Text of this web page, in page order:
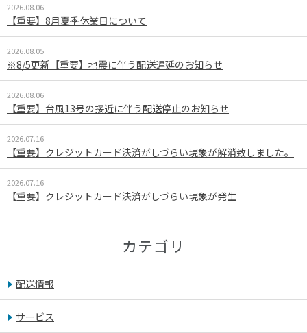
2026.08.06
【重要】8月夏季休業日について
2026.08.05
※8/5更新【重要】地震に伴う配送遅延のお知らせ
2026.08.06
【重要】台風13号の接近に伴う配送停止のお知らせ
2026.07.16
【重要】クレジットカード決済がしづらい現象が解消致しました。
2026.07.16
【重要】クレジットカード決済がしづらい現象が発生
カテゴリ
配送情報
サービス